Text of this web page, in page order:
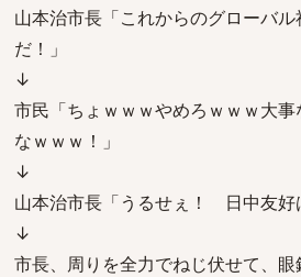
山本治市長「これからのグローバ
だ！」
↓
市民「ちょｗｗｗやめろｗｗｗ大
なｗｗｗ！」
↓
山本治市長「うるせぇ！ 日中友好
↓
市長、周りを全力でねじ伏せて、